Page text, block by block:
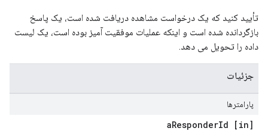
تأیید کنید که یک درخواست مشاهده دریافت شده است، یک پاسخ
بازگردانده شده است و اینکه عملیات موفقیت آمیز بوده است، یک لیست
داده را تحویل می دهد.
جزئیات
پارامترها
[in] a
ResponderId